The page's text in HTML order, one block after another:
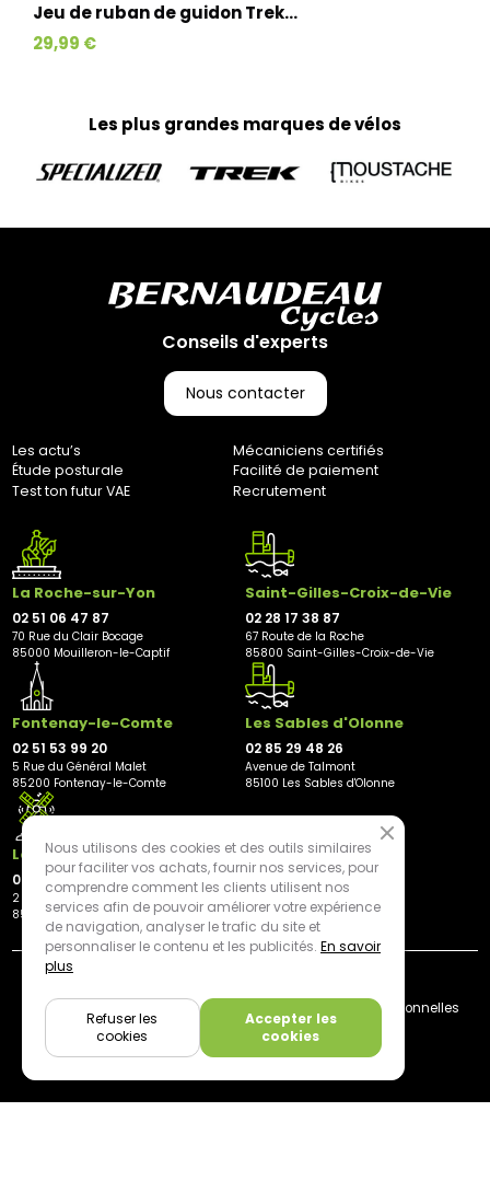
Textiles, accessoires et petits produits :
Tous vos petits articles sont préparés par notre équipe
d’expédition les week-ends et jours fériés)
Pour vos équipements lourds, nous faisons appel au
ouvrés. (Pas d’expédition les week-ends et jours fériés)
Comme indiqué dans nos Conditions Générales de Vente
(CGV), les frais de retour sont à votre charge, sauf en cas
d'erreur de notre part. Pour toute question, n'hésitez pas à
nous contacter au 0251064787 ou par e-mail à
marketing@bernaudeaucycles.fr.
70 rue du Clair Bocage
85000, Mouilleron-Le-Captif
Jeu de ruban de guidon Trek...
29,99 €
Les plus grandes marques de vélos
Conseils d'experts
Nous contacter
Les actu’s
Mécaniciens certifiés
Étude posturale
Facilité de paiement
Test ton futur VAE
Recrutement
La Roche-sur-Yon
02 51 06 47 87
70 Rue du Clair Bocage
85000 Mouilleron-le-Captif
Saint-Gilles-Croix-de-Vie
02 28 17 38 87
67 Route de la Roche
85800 Saint-Gilles-Croix-de-Vie
Fontenay-le-Comte
02 51 53 99 20
5 Rue du Général Malet
85200 Fontenay-le-Comte
Les Sables d'Olonne
02 85 29 48 26
Avenue de Talmont
85100 Les Sables d'Olonne
Les Herbiers
02 21 81 23 11
2 rue des Peupliers
85500 Les Herbiers
Livraison
Plan du site Mentions légales
Données personnelles
Cookies
Nous utilisons des cookies et des outils similaires
pour faciliter vos achats, fournir nos services, pour
comprendre comment les clients utilisent nos
services afin de pouvoir améliorer votre expérience
de navigation, analyser le trafic du site et
personnaliser le contenu et les publicités. En savoir
plus
Accepter les
cookies
Refuser les
cookies